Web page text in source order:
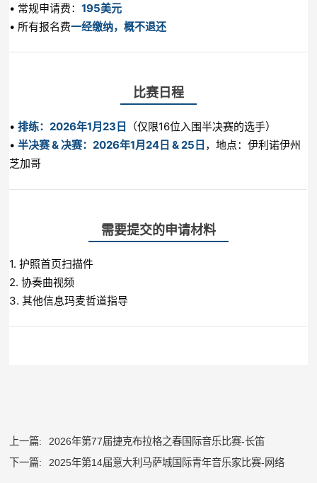
• 常规申请费：195美元
• 所有报名费一经缴纳，概不退还
比赛日程
•排练：2026年1月23日
（仅限16位入围半决赛的选手）
•半决赛 & 决赛：2026年1月24日 & 25日 ，地点：伊利诺伊州
芝加哥
需要提交的申请材料
1. 护照首页扫描件
2. 协奏曲视频
3. 其他信息玛麦哲道指导
上一篇:
2026年第77届捷克布拉格之春国际音乐比赛-长笛
下一篇:
2025年第14届意大利马萨城国际青年音乐家比赛-网络